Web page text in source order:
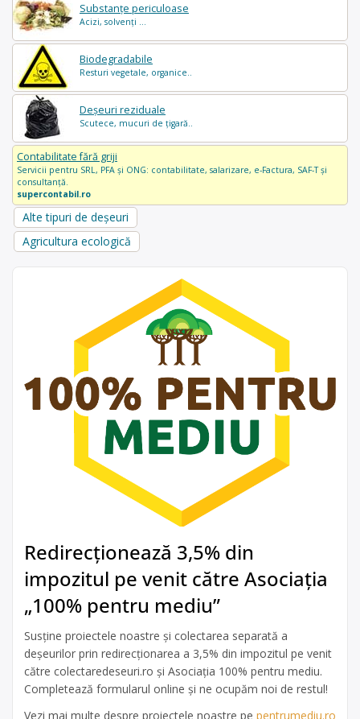
Substanțe periculoase
Acizi, solvenți ...
Biodegradabile
Resturi vegetale, organice..
Deșeuri reziduale
Scutece, mucuri de țigară..
Contabilitate fără griji
Servicii pentru SRL, PFA și ONG: contabilitate, salarizare, e-Factura, SAF-T și
consultanță.
supercontabil.ro
Alte tipuri de deșeuri
Agricultura ecologică
Redirecționează 3,5% din
impozitul pe venit către Asociația
„100% pentru mediu”
Susține proiectele noastre și colectarea separată a
deșeurilor prin redirecționarea a 3,5% din impozitul pe venit
către colectaredeseuri.ro și Asociația 100% pentru mediu.
Completează formularul online și ne ocupăm noi de restul!
Vezi mai multe despre proiectele noastre pe pentrumediu.ro